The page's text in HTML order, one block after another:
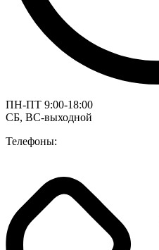
ПН-ПТ 9:00-18:00
СБ, ВС-выходной
Телефоны: